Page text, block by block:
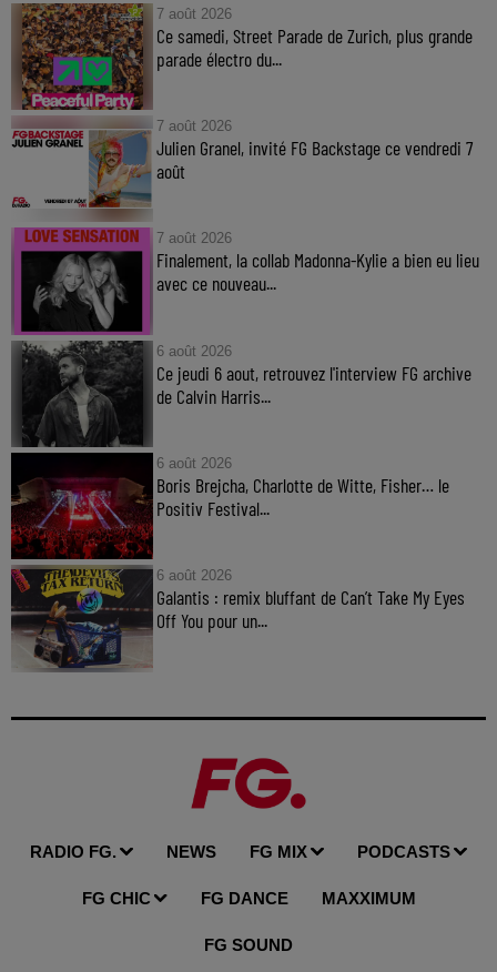
7 août 2026
Ce samedi, Street Parade de Zurich, plus grande
parade électro du...
7 août 2026
Julien Granel, invité FG Backstage ce vendredi 7
août
7 août 2026
Finalement, la collab Madonna-Kylie a bien eu lieu
avec ce nouveau...
6 août 2026
Ce jeudi 6 aout, retrouvez l'interview FG archive
de Calvin Harris...
6 août 2026
Boris Brejcha, Charlotte de Witte, Fisher… le
Positiv Festival...
6 août 2026
Galantis : remix bluffant de Can’t Take My Eyes
Off You pour un...
RADIO FG. NEWS FG MIX PODCASTS
FG CHIC FG DANCE MAXXIMUM
FG SOUND